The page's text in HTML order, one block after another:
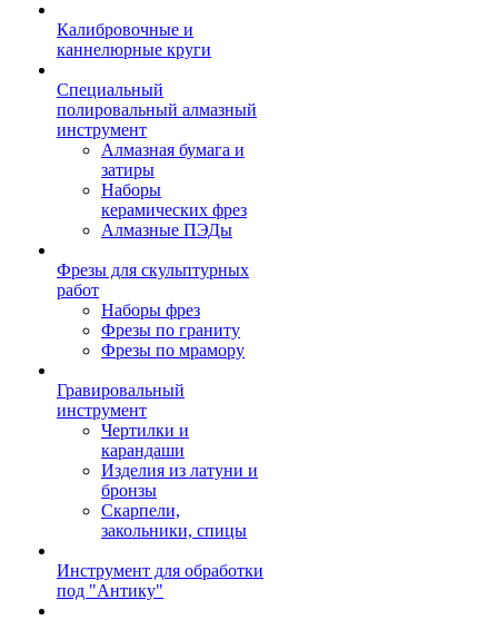
Калибровочные и
каннелюрные круги
Специальный
полировальный алмазный
инструмент
Алмазная бумага и
затиры
Наборы
керамических фрез
Алмазные ПЭДы
Фрезы для скульптурных
работ
Наборы фрез
Фрезы по граниту
Фрезы по мрамору
Гравировальный
инструмент
Чертилки и
карандаши
Изделия из латуни и
бронзы
Скарпели,
закольники, спицы
Инструмент для обработки
под "Антику"